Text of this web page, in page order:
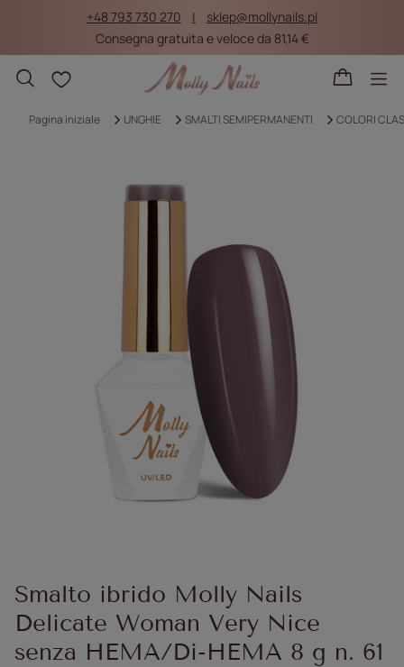
+48 793 730 270
sklep@mollynails.pl
Consegna gratuita e veloce da 81,14 €
Liste della spesa
Pagina iniziale UNGHIE SMALTI SEMIPERMANENTI COLORI
Smalto ibrido Molly Nails
Delicate Woman Very Nice
senza HEMA/Di-HEMA 8 g n. 61